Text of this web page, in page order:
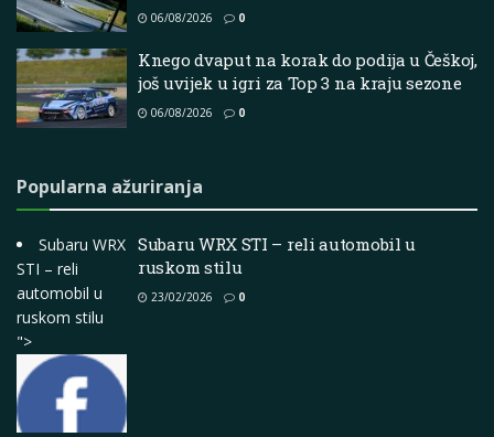
06/08/2026 0
Knego dvaput na korak do podija u Češkoj,
još uvijek u igri za Top 3 na kraju sezone
06/08/2026 0
Popularna ažuriranja
Subaru WRX
STI – reli
automobil u
ruskom stilu
">
Subaru WRX STI – reli automobil u
ruskom stilu
23/02/2026 0